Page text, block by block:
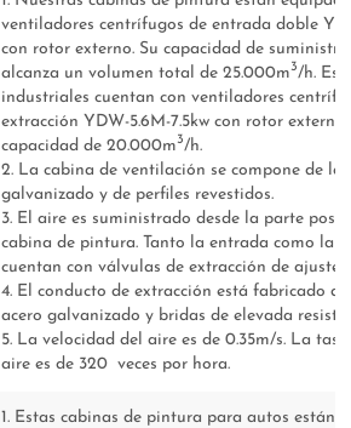
ventiladores centrífugos de entrada doble
con rotor externo. Su capacidad de
alcanza un volumen total de 25.000m3/h.
industriales cuentan con ventiladores
extracción YDW-5.6M-7.5kw con rotor externo
capacidad de 20.000m3/h.
2. La cabina de ventilación se compone de
galvanizado y de perfiles revestidos.
3. El aire es suministrado desde la parte
cabina de pintura. Tanto la entrada como la
cuentan con válvulas de extracción de ajuste
4. El conducto de extracción está fabricado
acero galvanizado y bridas de elevada
5. La velocidad del aire es de 0.35m/s. La
aire es de 320 veces por hora.
1. Estas cabinas de pintura para autos están